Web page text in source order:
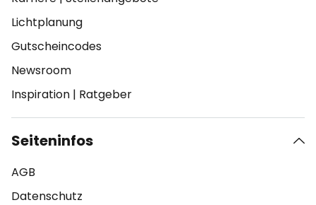
Lichtplanung
Gutscheincodes
Newsroom
Inspiration | Ratgeber
Seiteninfos
AGB
Datenschutz